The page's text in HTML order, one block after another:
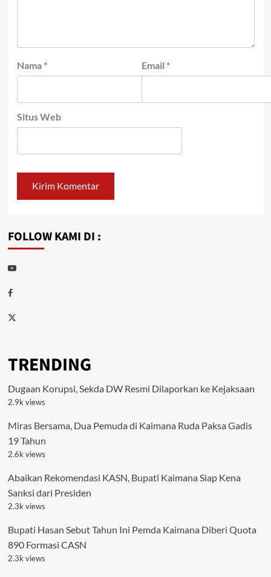
Nama * Email *
Situs Web
FOLLOW KAMI DI :
Youtube
Facebook
Twitter
TRENDING
Dugaan Korupsi, Sekda DW Resmi Dilaporkan ke Kejaksaan
2.9k views
Miras Bersama, Dua Pemuda di Kaimana Ruda Paksa Gadis
19 Tahun
2.6k views
Abaikan Rekomendasi KASN, Bupati Kaimana Siap Kena
Sanksi dari Presiden
2.3k views
Bupati Hasan Sebut Tahun Ini Pemda Kaimana Diberi Quota
890 Formasi CASN
2.3k views